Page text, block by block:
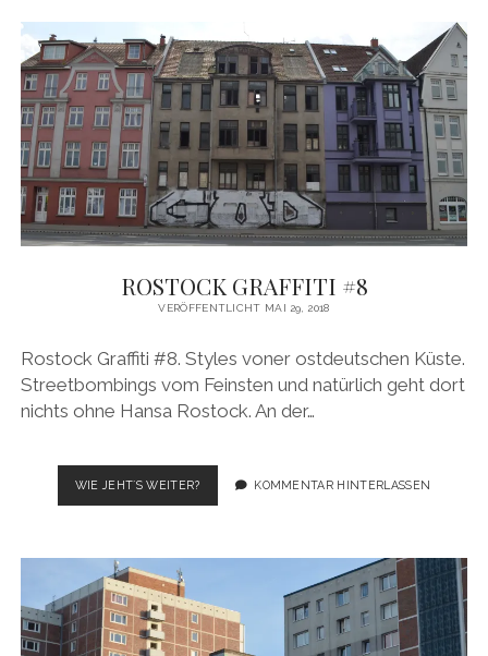
ROSTOCK GRAFFITI #8
VERÖFFENTLICHT MAI 29, 2018
Rostock Graffiti #8. Styles voner ostdeutschen Küste.
Streetbombings vom Feinsten und natürlich geht dort
nichts ohne Hansa Rostock. An der…
WIE JEHT´S WEITER?ROSTOCK
GRAFFITI
KOMMENTAR HINTERLASSEN